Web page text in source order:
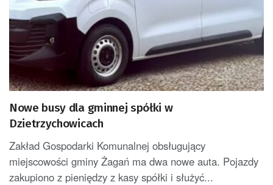
Nowe busy dla gminnej spółki w
Dzietrzychowicach
Zakład Gospodarki Komunalnej obsługujący
miejscowości gminy Żagań ma dwa nowe auta. Pojazdy
zakupiono z pieniędzy z kasy spółki i służyć...